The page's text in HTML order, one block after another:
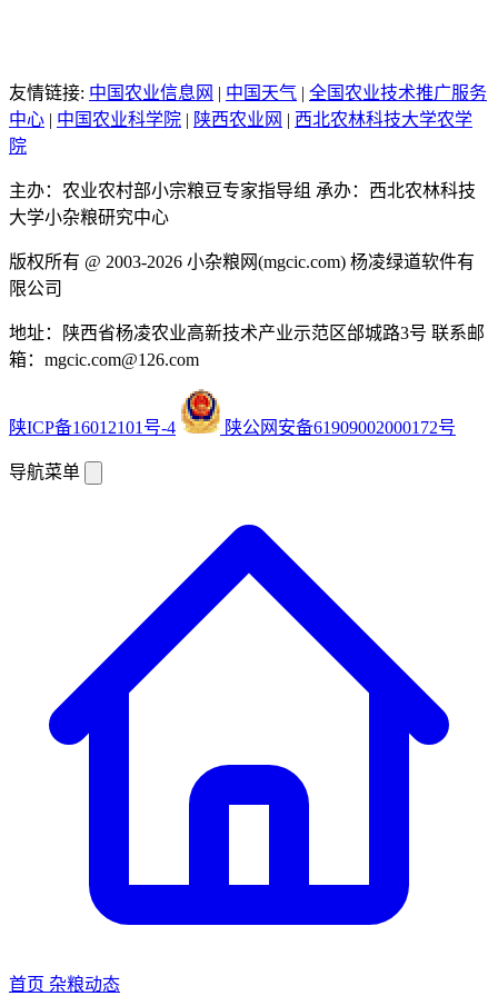
友情链接: 中国农业信息网 | 中国天气 | 全国农业技术推广服务
中心 | 中国农业科学院 | 陕西农业网 | 西北农林科技大学农学
院
主办：农业农村部小宗粮豆专家指导组 承办：西北农林科技
大学小杂粮研究中心
版权所有 @ 2003-2026 小杂粮网(mgcic.com) 杨凌绿道软件有
限公司
地址：陕西省杨凌农业高新技术产业示范区邰城路3号 联系邮
箱：mgcic.com@126.com
陕ICP备16012101号-4 陕公网安备61909002000172号
导航菜单
首页 杂粮动态